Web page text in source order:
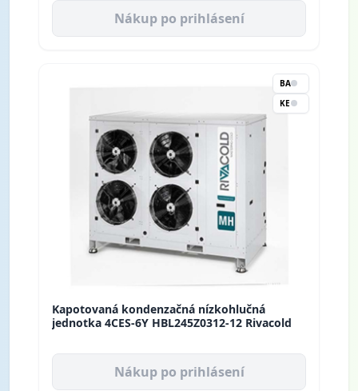
Nákup po prihlásení
BA
KE
Kapotovaná kondenzačná nízkohlučná
jednotka 4CES-6Y HBL245Z0312-12 Rivacold
Nákup po prihlásení